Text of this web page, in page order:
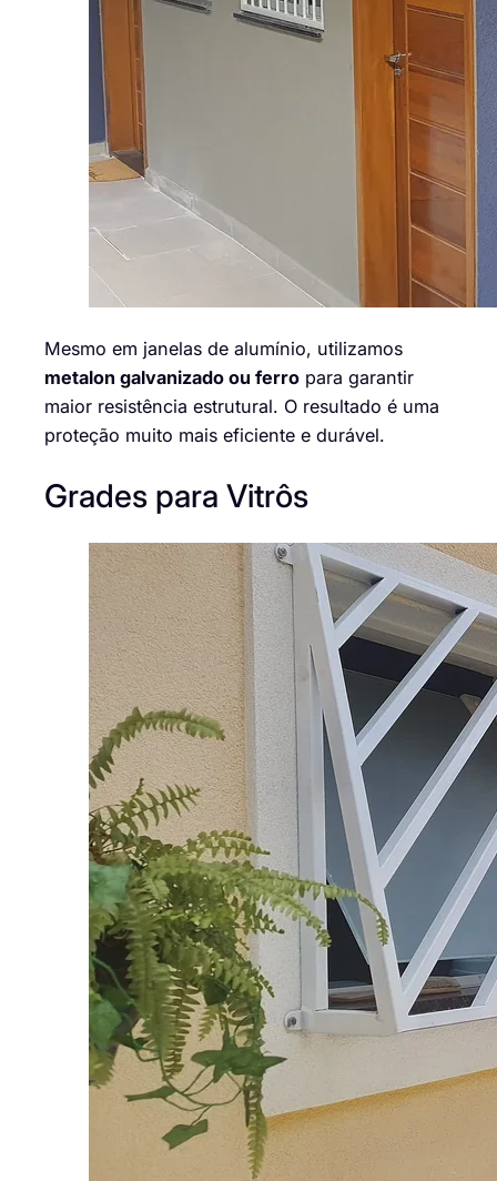
Mesmo em janelas de alumínio, utilizamos
metalon galvanizado ou ferro para garantir
maior resistência estrutural. O resultado é uma
proteção muito mais eficiente e durável.
Grades para Vitrôs